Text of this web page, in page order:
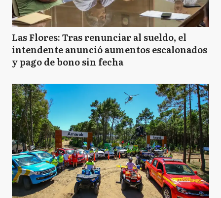
Las Flores: Tras renunciar al sueldo, el
intendente anunció aumentos escalonados
y pago de bono sin fecha